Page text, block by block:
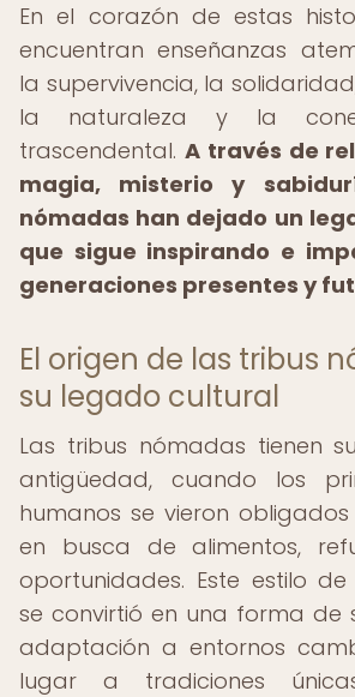
En el corazón de estas
encuentran enseñanzas
la supervivencia, la
la naturaleza y la
trascendental. A través de
magia, misterio y
nómadas han dejado un
que sigue inspirando e
generaciones presentes y
El origen de las tribus
su legado cultural
Las tribus nómadas tienen
antigüedad, cuando los
humanos se vieron
en busca de alimentos,
oportunidades. Este estilo
se convirtió en una forma de
adaptación a entornos
lugar a tradiciones